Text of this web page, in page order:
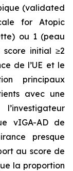
(validated
for Atopic
ou 1 (peau
initial ≥2
de l’UE et le
principaux
avec une
vIGA-AD de
presque
au score de
la proportion